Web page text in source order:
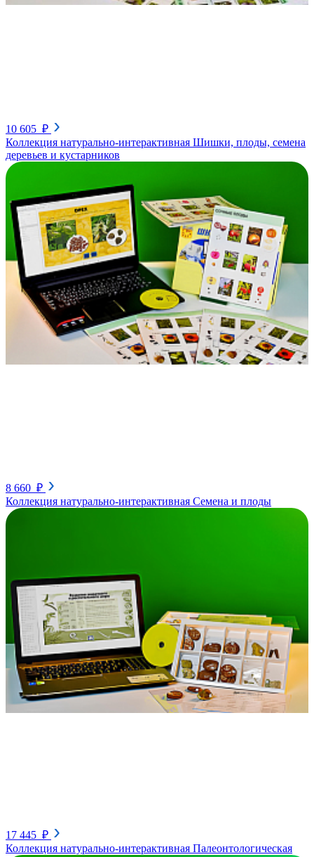
10 605 ₽
Коллекция натурально-интерактивная Шишки, плоды, семена
деревьев и кустарников
8 660 ₽
Коллекция натурально-интерактивная Семена и плоды
17 445 ₽
Коллекция натурально-интерактивная Палеонтологическая